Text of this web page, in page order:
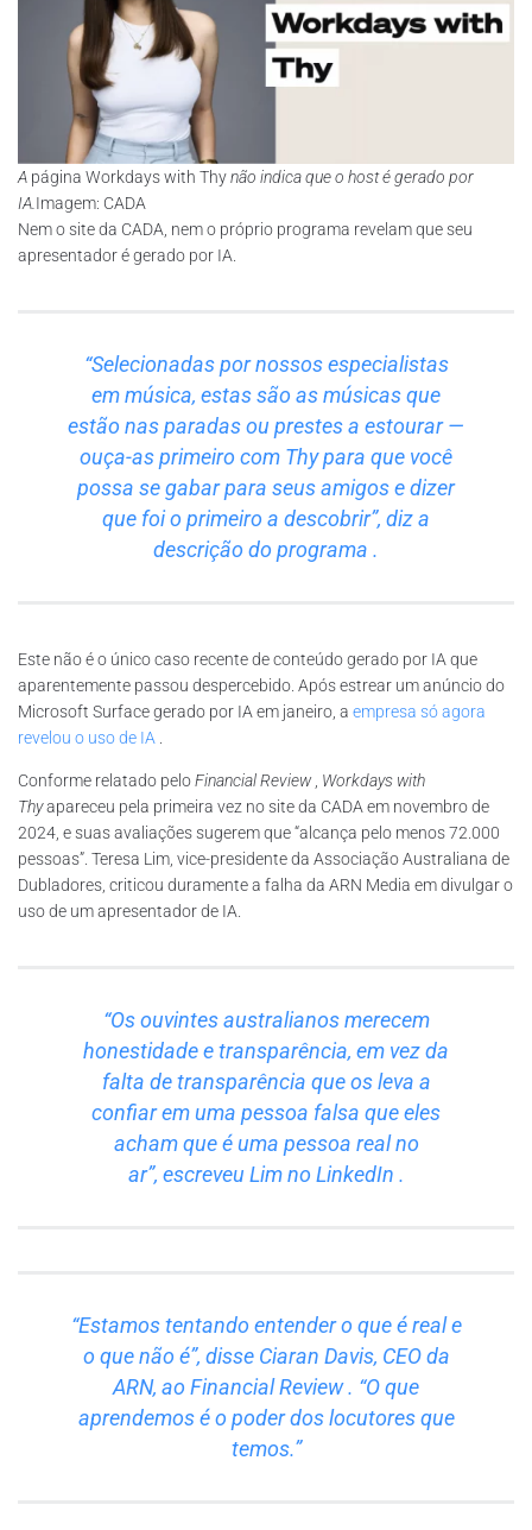
A página Workdays with Thynão indica que o host é gerado por
IA. Imagem: CADA
Nem o site da CADA, nem o próprio programa revelam que seu
apresentador é gerado por IA.
“Selecionadas por nossos especialistas
em música, estas são as músicas que
estão nas paradas ou prestes a estourar —
ouça-as primeiro com Thy para que você
possa se gabar para seus amigos e dizer
que foi o primeiro a descobrir”, diz a
descrição do programa .
Este não é o único caso recente de conteúdo gerado por IA que
aparentemente passou despercebido. Após estrear um anúncio do
Microsoft Surface gerado por IA em janeiro, a empresa só agora
revelou o uso de IA
Conforme relatado peloFinancial Review, Workdays with
Thyapareceu pela primeira vez no site da CADA em novembro de
2024, e suas avaliações sugerem que “alcança pelo menos 72.000
pessoas”. Teresa Lim, vice-presidente da Associação Australiana de
Dubladores, criticou duramente a falha da ARN Media em divulgar o
uso de um apresentador de IA.
“Os ouvintes australianos merecem
honestidade e transparência, em vez da
falta de transparência que os leva a
confiar em uma pessoa falsa que eles
acham que é uma pessoa real no
ar”, escreveu Lim no LinkedIn .
“Estamos tentando entender o que é real e
o que não é”, disse Ciaran Davis, CEO da
ARN, aoFinancial Review. “O que
aprendemos é o poder dos locutores que
temos.”